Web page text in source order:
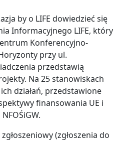
by o LIFE dowiedzieć się
Informacyjnego LIFE, który
Konferencyjno-
przy ul.
przedstawią
Na 25 stanowiskach
działań, przedstawione
finansowania UE i
(zgłoszenia do